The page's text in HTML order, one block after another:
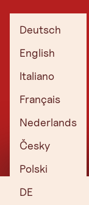
DE
Deutsch
English
Italiano
Français
Nederlands
Česky
Polski